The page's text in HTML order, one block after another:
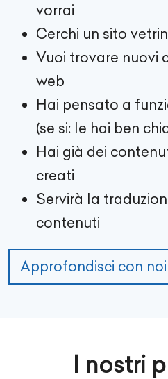
vorrai
Cerchi un sito
Vuoi trovare nuovi
web
Hai pensato a
(se si: le hai ben
Hai già dei
creati
Servirà la
contenuti
Approfondisci con noi
I nostri